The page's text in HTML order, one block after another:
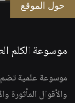
حول الموقع
موسوعة الكلم
موسوعة علمية تضم
والأقوال المأثورة